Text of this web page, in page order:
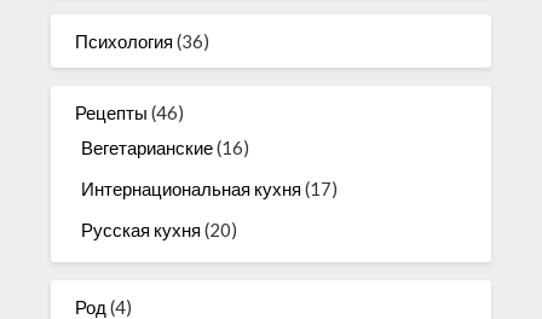
Психология (36)
Рецепты (46)
Вегетарианские(16)
Интернациональная кухня (17)
Русская кухня (20)
Род (4)